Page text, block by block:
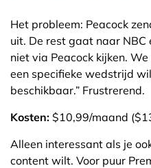
Het probleem: Peacock
uit. De rest gaat naar NBC
niet via Peacock kijken.
een specifieke wedstrijd
beschikbaar.” Frustrerend.
Kosten:$10,99/maand
Alleen interessant als je
content wilt. Voor puur